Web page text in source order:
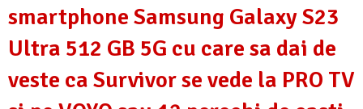
smartphone Samsung Galaxy S23
Ultra 512 GB 5G cu care sa dai de
veste ca Survivor se vede la PRO TV